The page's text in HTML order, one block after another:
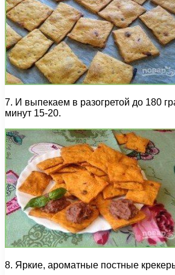
7. И выпекаем в разогретой до 180
минут 15-20.
8. Яркие, ароматные постные